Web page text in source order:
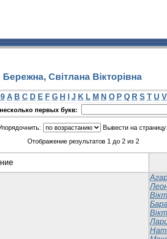
Світлана Вікторівна
A B C D E F G H J K L M N O P Q R S T U V
первых букв:
Вывести на страницу:
Отображение результатов 1 до 2 из 2